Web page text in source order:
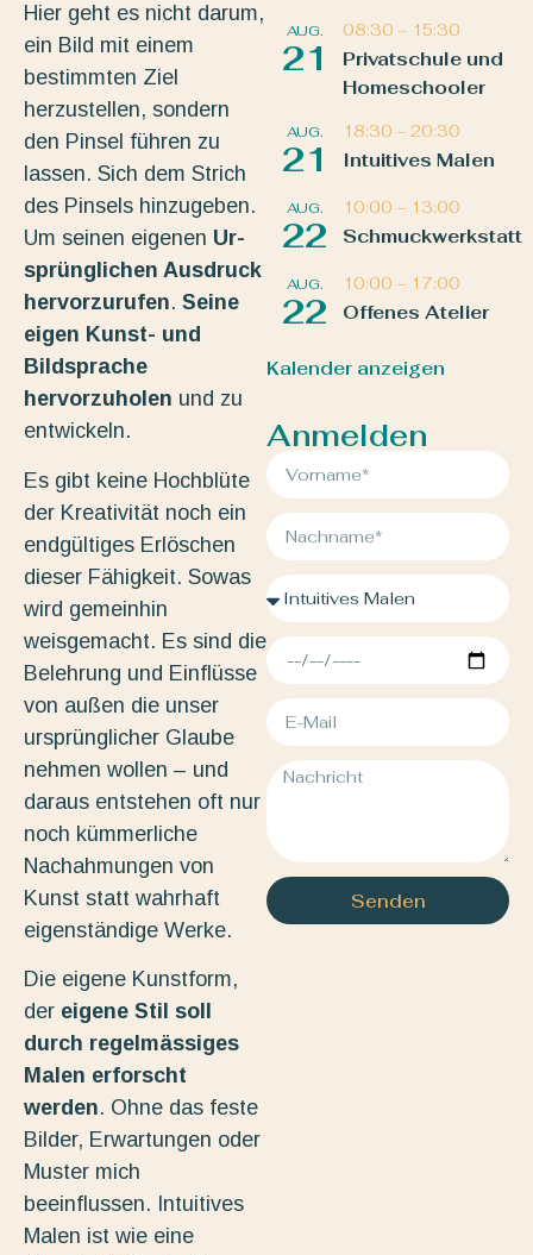
Hier geht es nicht darum,
ein Bild mit einem
bestimmten Ziel
herzustellen, sondern
den Pinsel führen zu
lassen. Sich dem Strich
des Pinsels hinzugeben.
Um seinen eigenen Ur-
sprünglichen Ausdruck
hervorzurufen. Seine
eigen Kunst- und
Bildsprache
hervorzuholen und zu
entwickeln.
Es gibt keine Hochblüte
der Kreativität noch ein
endgültiges Erlöschen
dieser Fähigkeit. Sowas
wird gemeinhin
weisgemacht. Es sind die
Belehrung und Einflüsse
von außen die unser
ursprünglicher Glaube
nehmen wollen – und
daraus entstehen oft nur
noch kümmerliche
Nachahmungen von
Kunst statt wahrhaft
eigenständige Werke.
Die eigene Kunstform,
der eigene Stil soll
durch regelmässiges
Malen erforscht
werden. Ohne das feste
Bilder, Erwartungen oder
Muster mich
beeinflussen. Intuitives
Malen ist wie eine
AUG.
21
08:30 – 15:30
Privatschule und
Homeschooler
AUG.
21
18:30 – 20:30
Intuitives Malen
AUG.
22
10:00 – 13:00
Schmuckwerkstatt
AUG.
22
10:00 – 17:00
Offenes Atelier
Kalender anzeigen
Anmelden
Senden